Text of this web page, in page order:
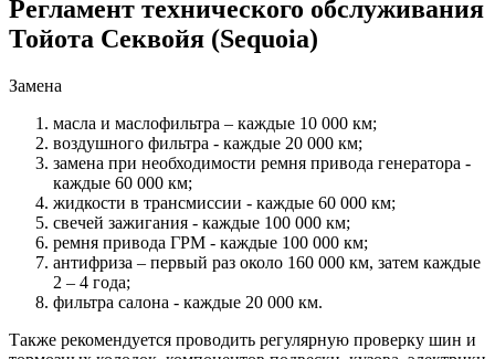
Регламент технического обслуживания
Тойота Секвойя (Sequoia)
Замена
масла и маслофильтра – каждые 10 000 км;
воздушного фильтра - каждые 20 000 км;
замена при необходимости ремня привода генератора -
каждые 60 000 км;
жидкости в трансмиссии - каждые 60 000 км;
свечей зажигания - каждые 100 000 км;
ремня привода ГРМ - каждые 100 000 км;
антифриза – первый раз около 160 000 км, затем каждые
2 – 4 года;
фильтра салона - каждые 20 000 км.
Также рекомендуется проводить регулярную проверку шин и